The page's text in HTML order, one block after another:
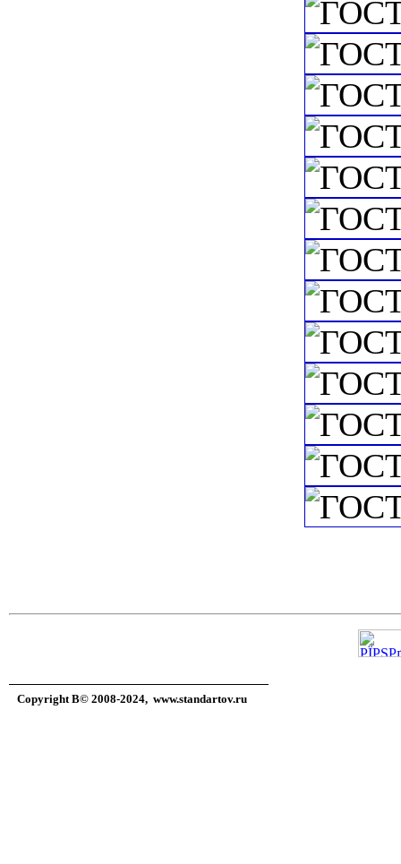
Copyright В© 2008-2024, www.standartov.ru